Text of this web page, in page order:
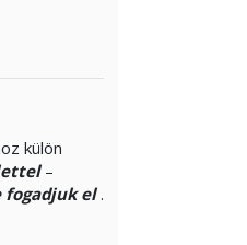
külön
–
fogadjuk el.